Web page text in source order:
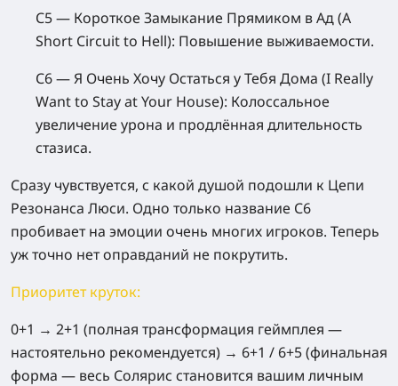
С5 — Короткое Замыкание Прямиком в Ад (A
Short Circuit to Hell): Повышение выживаемости.
С6 — Я Очень Хочу Остаться у Тебя Дома (I Really
Want to Stay at Your House): Колоссальное
увеличение урона и продлённая длительность
стазиса.
Сразу чувствуется, с какой душой подошли к Цепи
Резонанса Люси. Одно только название С6
пробивает на эмоции очень многих игроков. Теперь
уж точно нет оправданий не покрутить.
Приоритет круток:
0+1 → 2+1 (полная трансформация геймплея —
настоятельно рекомендуется) → 6+1 / 6+5(финальная
форма — весь Солярис становится вашим личным